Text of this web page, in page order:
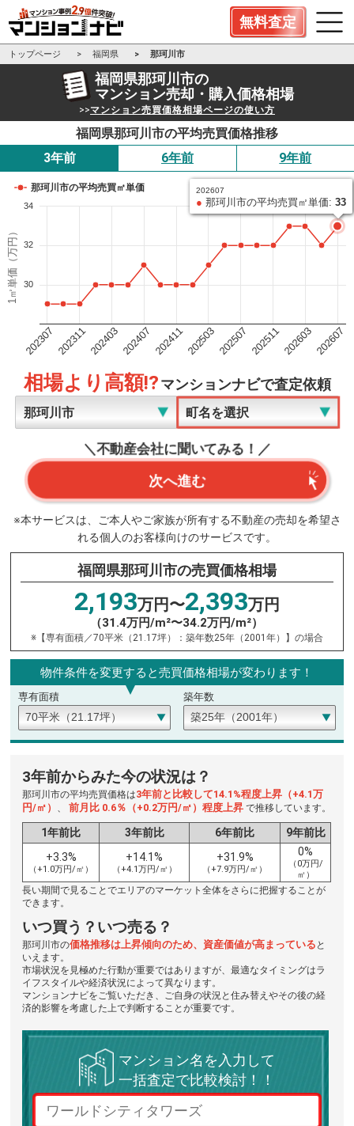
無料査定
トップページ 福岡県 那珂川市
福岡県那珂川市の
マンション売却・購入価格相場
>>マンション売買価格相場ページの使い方
福岡県那珂川市の平均売買価格推移
3年前
6年前 9年前
1㎡単価（万円）
那珂川市の平均売買㎡単価
202307202311202403202407202411202503202507202511202603202607
30
32
34
202607
● 那珂川市の平均売買㎡単価: 33
相場より高額!?マンションナビで査定依頼
＼不動産会社に聞いてみる！／
次へ進む
※本サービスは、ご本人やご家族が所有する不動産の売却を希望さ
れる個人のお客様向けのサービスです。
福岡県那珂川市の売買価格相場
2,193万円〜2,393万円
（31.4万円/m²〜34.2万円/m²）
※【専有面積／70平米（21.17坪）：築年数25年（2001年）】の場合
物件条件を変更すると売買価格相場が変わります！
専有面積 築年数
3年前からみた今の状況は？
那珂川市の平均売買価格は3年前と比較して14.1%程度上昇（+4.1万
円/㎡） 、前月比 0.6％（+0.2万円/㎡）程度上昇で推移しています。
1年前比 3年前比 6年前比
9年前比
+3.3%
（+1.0万円/㎡）
+14.1%
（+4.1万円/㎡）
+31.9%
（+7.9万円/㎡）
0%
（0万円/
㎡）
長い期間で見ることでエリアのマーケット全体をさらに把握することが
できます。
いつ買う？いつ売る？
那珂川市の価格推移は上昇傾向のため、資産価値が高まっている と
いえます。
市場状況を見極めた行動が重要ではありますが、最適なタイミングはラ
イフスタイルや経済状況によって異なります。
マンションナビをご覧いただき、ご自身の状況と住み替えやその後の経
済的影響を考慮した上で判断することが重要です。
マンション名を入力して
一括査定で比較検討！！